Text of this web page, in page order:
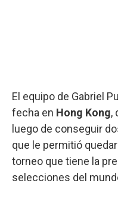
El equipo de Gabriel
fecha en Hong Kong,
luego de conseguir
que le permitió
torneo que tiene la
selecciones del